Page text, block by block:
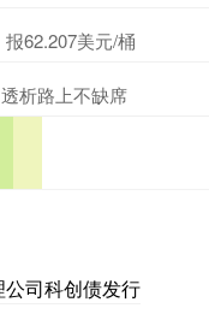
62.207美元/桶
析路上不缺席
司科创债发行